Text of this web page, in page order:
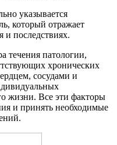
указывается
который отражает
и последствиях.
течения патологии,
хронических
сосудами и
жизни. Все эти факторы
и принять необходимые